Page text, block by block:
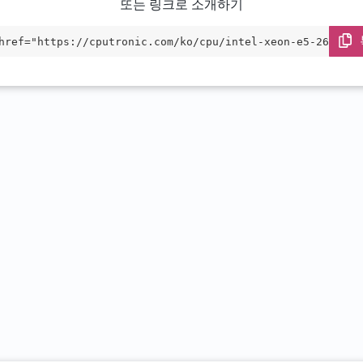
또는 링크로 소개하기
cputronic.com/ko/cpu/intel-xeon-e5-2680-